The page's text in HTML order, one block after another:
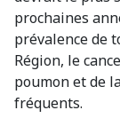
prochaines
prévalence de
Région, le
poumon et de
fréquents.